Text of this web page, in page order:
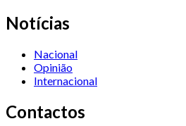
Notícias
Nacional
Opinião
Internacional
Contactos